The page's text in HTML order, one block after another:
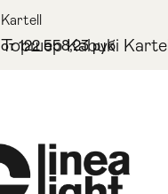
Kartell
Торшер Kabuki
от 122 558,23 руб